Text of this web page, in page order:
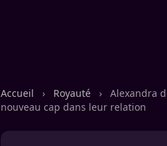
Accueil › Royauté ›
Alexandra
nouveau cap dans leur relation